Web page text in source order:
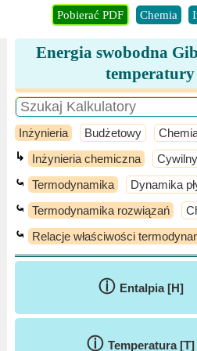
Pobierać PDF Chemia
Energia swobodna
Inżynieria Budżetowy
↳ Inżynieria chemiczna Cywilny
⤿ Termodynamika Dynamika
⤿ Termodynamika rozwiązań
⤿ Relacje właściwości
ⓘ Entalpia [H]
ⓘ Temperatura [T]